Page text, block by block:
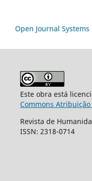
Open Journal Systems
Este obra está
Commons
Revista de
ISSN: 2318-0714